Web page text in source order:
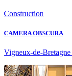
Construction
CAMERA OBSCURA
Vigneux-de-Bretagne